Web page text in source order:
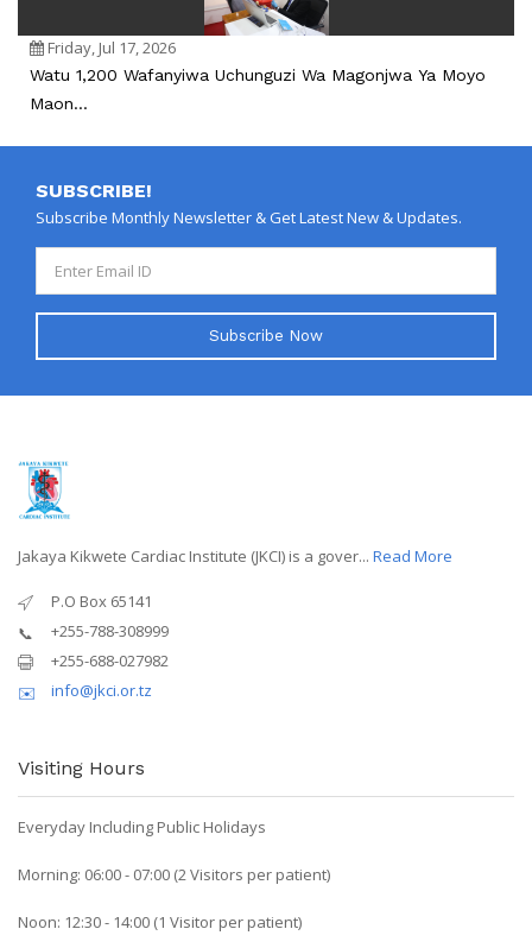
Friday, Jul 17, 2026
Watu 1,200 Wafanyiwa Uchunguzi Wa Magonjwa Ya Moyo
Maon...
SUBSCRIBE!
Subscribe Monthly Newsletter & Get Latest New & Updates.
Subscribe Now
Jakaya Kikwete Cardiac Institute (JKCI) is a gover... Read More
P.O Box 65141
+255-788-308999
+255-688-027982
info@jkci.or.tz
Visiting Hours
Everyday Including Public Holidays
Morning: 06:00 - 07:00 (2 Visitors per patient)
Noon: 12:30 - 14:00 (1 Visitor per patient)